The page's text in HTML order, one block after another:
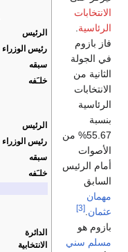
الرئيس
رئيس الوزراء
سبقه
خلـَفه
الرئيس
رئيس الوزراء
سبقه
خلـَفه
الدائرة
الانتخابية
الانتخابات
الرئاسية
فاز بازوم
في الجولة
الثانية من
الانتخابات
الرئاسية
بنسبة
55.67% من
الأصوات
أمام الرئيس
السابق
مهمان
عثمان [3]
بازوم هو
مسلم سني